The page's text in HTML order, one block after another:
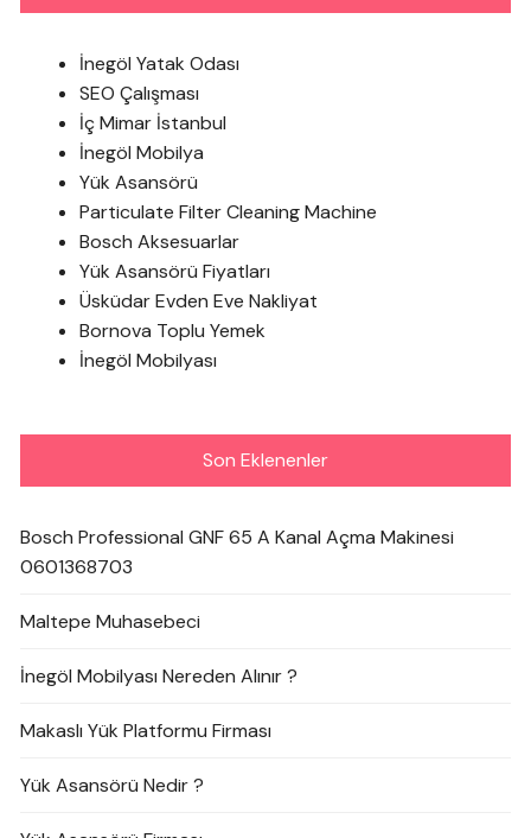
İnegöl Yatak Odası
SEO Çalışması
İç Mimar İstanbul
İnegöl Mobilya
Yük Asansörü
Particulate Filter Cleaning Machine
Bosch Aksesuarlar
Yük Asansörü Fiyatları
Üsküdar Evden Eve Nakliyat
Bornova Toplu Yemek
İnegöl Mobilyası
Son Eklenenler
Bosch Professional GNF 65 A Kanal Açma Makinesi
0601368703
Maltepe Muhasebeci
İnegöl Mobilyası Nereden Alınır ?
Makaslı Yük Platformu Firması
Yük Asansörü Nedir ?